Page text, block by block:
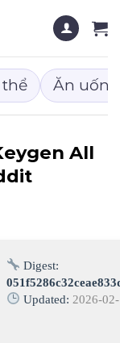
Ăn
All
Digest:
Updated: 2026-